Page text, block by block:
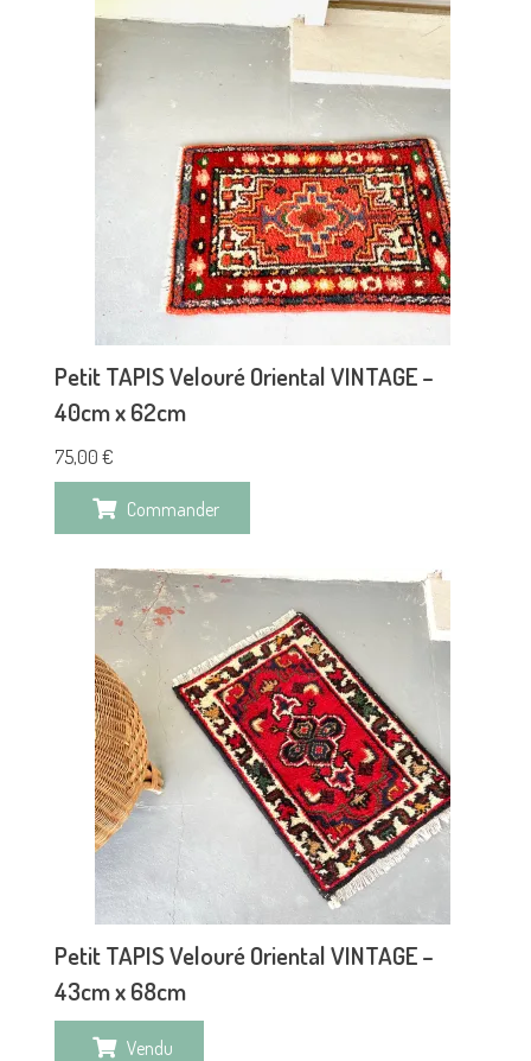
Petit TAPIS Velouré Oriental VINTAGE –
40cm x 62cm
75,00 €
Commander
Petit TAPIS Velouré Oriental VINTAGE –
43cm x 68cm
Vendu